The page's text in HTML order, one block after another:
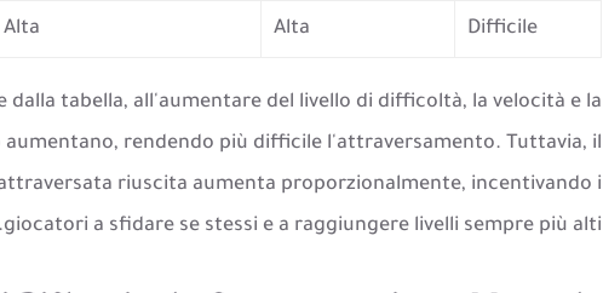
Difficile
Alta
Alta
dalla tabella, all'aumentare del livello di difficoltà, la velocità e la
aumentano, rendendo più difficile l'attraversamento. Tuttavia, il
riuscita aumenta proporzionalmente, incentivando i
giocatori a sfidare se stessi e a raggiungere livelli sempre più alti.